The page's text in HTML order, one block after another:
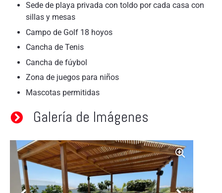
Sede de playa privada con toldo por cada casa con
sillas y mesas
Campo de Golf 18 hoyos
Cancha de Tenis
Cancha de fúybol
Zona de juegos para niños
Mascotas permitidas
Galería de Imágenes